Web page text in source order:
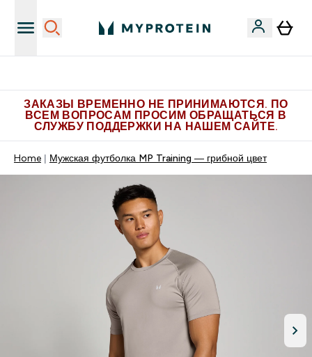
ЗАКАЗЫ ВРЕМЕННО НЕ ПРИНИМАЮТСЯ. ПО
ВСЕМ ВОПРОСАМ ПРОСИМ ОБРАЩАТЬСЯ В
СЛУЖБУ ПОДДЕРЖКИ НА НАШЕМ САЙТЕ.
Home Мужская футболка MP Training ― грибной цвет